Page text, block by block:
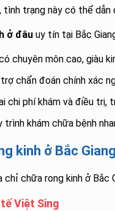
trạng này có thể dẫn
ở đâu uy tín tại Bắc
chuyên môn cao, giàu
chẩn đoán chính xác
chi phí khám và điều trị,
trình khám chữa bệnh
kinh ở Bắc
chữa rong kinh ở Bắc
Việt Sing